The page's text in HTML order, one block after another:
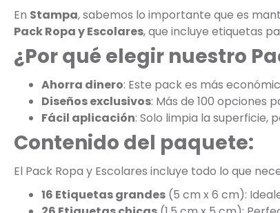
En Stampa, sabemos lo importante que es
Pack Ropa y Escolares, que incluye etiquetas
¿Por qué elegir nuestro
Ahorra dinero: Este pack es más
Diseños exclusivos: Más de 100 opciones
Fácil aplicación: Solo limpia la superficie,
Contenido del paquete:
El Pack Ropa y Escolares incluye todo lo que
16 Etiquetas grandes (5 cm x 6 cm):